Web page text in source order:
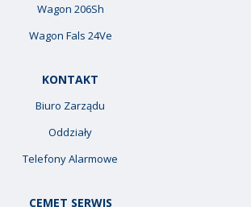
Wagon 206Sh
Wagon Fals 24Ve
KONTAKT
Biuro Zarządu
Oddziały
Telefony Alarmowe
CEMET SERWIS